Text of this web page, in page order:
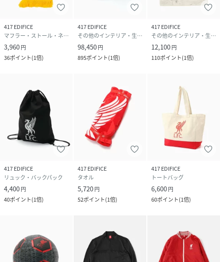
417 EDIFICE
マフラー・ストール・ネックウォーマー
3,960円
36ポイント(1倍)
417 EDIFICE
その他のインテリア・生活雑貨
98,450円
895ポイント(1倍)
417 EDIFICE
その他のインテリア・生活雑貨
12,100円
110ポイント(1倍)
417 EDIFICE
リュック・バックパック
4,400円
40ポイント(1倍)
417 EDIFICE
タオル
5,720円
52ポイント(1倍)
417 EDIFICE
トートバッグ
6,600円
60ポイント(1倍)